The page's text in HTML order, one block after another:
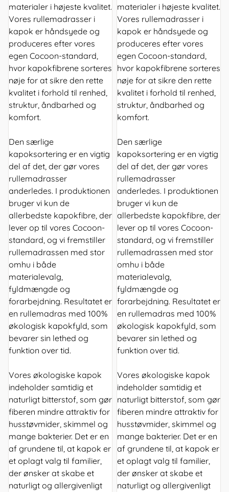
materialer i højeste kvalitet.
Vores rullemadrasser i
kapok er håndsyede og
produceres efter vores
egen Cocoon-standard,
hvor kapokfibrene sorteres
nøje for at sikre den rette
kvalitet i forhold til renhed,
struktur, åndbarhed og
komfort.
Den særlige
kapoksortering er en vigtig
del af det, der gør vores
rullemadrasser
anderledes. I produktionen
bruger vi kun de
allerbedste kapokfibre, der
lever op til vores Cocoon-
standard, og vi fremstiller
rullemadrassen med stor
omhu i både
materialevalg,
fyldmængde og
forarbejdning. Resultatet er
en rullemadras med 100%
økologisk kapokfyld, som
bevarer sin lethed og
funktion over tid.
Vores økologiske kapok
indeholder samtidig et
naturligt bitterstof, som gør
fiberen mindre attraktiv for
husstøvmider, skimmel og
mange bakterier. Det er en
af grundene til, at kapok er
et oplagt valg til familier,
der ønsker at skabe et
naturligt og allergivenligt
materialer i højeste kvalitet.
Vores rullemadrasser i
kapok er håndsyede og
produceres efter vores
egen Cocoon-standard,
hvor kapokfibrene sorteres
nøje for at sikre den rette
kvalitet i forhold til renhed,
struktur, åndbarhed og
komfort.
Den særlige
kapoksortering er en vigtig
del af det, der gør vores
rullemadrasser
anderledes. I produktionen
bruger vi kun de
allerbedste kapokfibre, der
lever op til vores Cocoon-
standard, og vi fremstiller
rullemadrassen med stor
omhu i både
materialevalg,
fyldmængde og
forarbejdning. Resultatet er
en rullemadras med 100%
økologisk kapokfyld, som
bevarer sin lethed og
funktion over tid.
Vores økologiske kapok
indeholder samtidig et
naturligt bitterstof, som gør
fiberen mindre attraktiv for
husstøvmider, skimmel og
mange bakterier. Det er en
af grundene til, at kapok er
et oplagt valg til familier,
der ønsker at skabe et
naturligt og allergivenligt